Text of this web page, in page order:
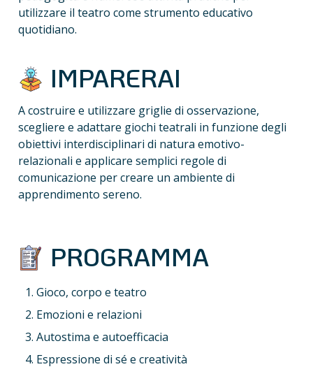
utilizzare il teatro come strumento educativo
quotidiano.
IMPARERAI
A costruire e utilizzare griglie di osservazione,
scegliere e adattare giochi teatrali in funzione degli
obiettivi interdisciplinari di natura emotivo-
relazionali e applicare semplici regole di
comunicazione per creare un ambiente di
apprendimento sereno.
PROGRAMMA
Gioco, corpo e teatro
Emozioni e relazioni
Autostima e autoefficacia
Espressione di sé e creatività